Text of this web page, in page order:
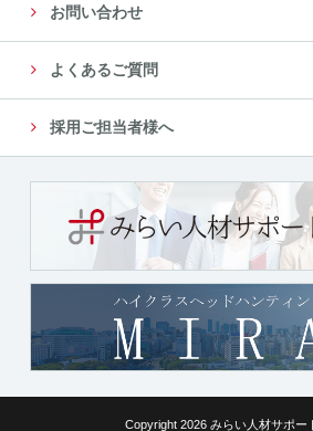
お問い合わせ
よくあるご質問
採用ご担当者様へ
Copyright 2026 みらい人材サポー